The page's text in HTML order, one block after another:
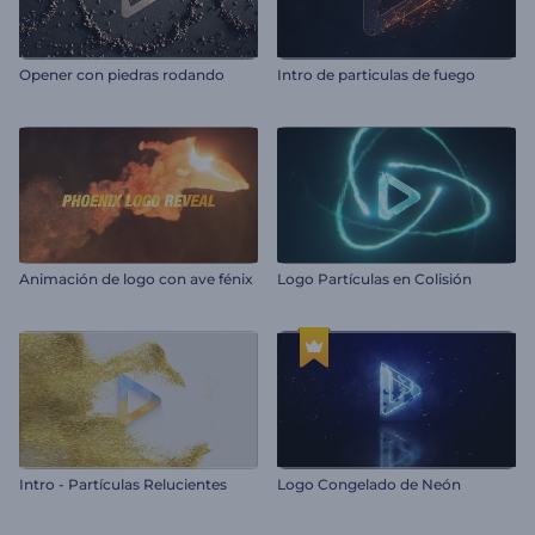
Opener con piedras rodando Intro de particulas de fuego
Animación de logo con ave fénix Logo Partículas en Colisión
Intro - Partículas Relucientes Logo Congelado de Neón